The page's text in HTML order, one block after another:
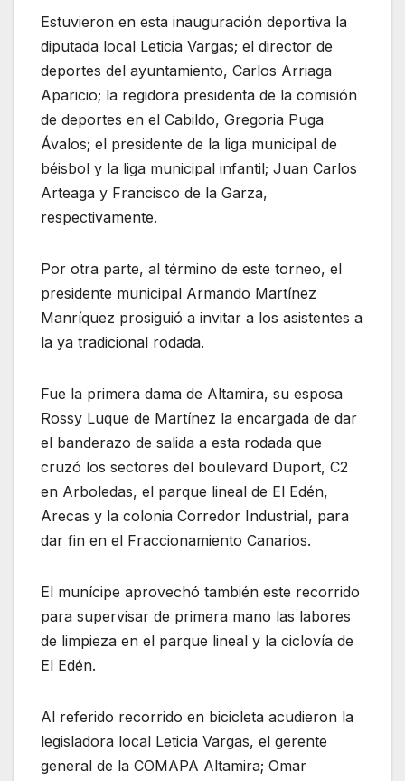
Estuvieron en esta inauguración deportiva la
diputada local Leticia Vargas; el director de
deportes del ayuntamiento, Carlos Arriaga
Aparicio; la regidora presidenta de la comisión
de deportes en el Cabildo, Gregoria Puga
Ávalos; el presidente de la liga municipal de
béisbol y la liga municipal infantil; Juan Carlos
Arteaga y Francisco de la Garza,
respectivamente.
Por otra parte, al término de este torneo, el
presidente municipal Armando Martínez
Manríquez prosiguió a invitar a los asistentes a
la ya tradicional rodada.
Fue la primera dama de Altamira, su esposa
Rossy Luque de Martínez la encargada de dar
el banderazo de salida a esta rodada que
cruzó los sectores del boulevard Duport, C2
en Arboledas, el parque lineal de El Edén,
Arecas y la colonia Corredor Industrial, para
dar fin en el Fraccionamiento Canarios.
El munícipe aprovechó también este recorrido
para supervisar de primera mano las labores
de limpieza en el parque lineal y la ciclovía de
El Edén.
Al referido recorrido en bicicleta acudieron la
legisladora local Leticia Vargas, el gerente
general de la COMAPA Altamira; Omar